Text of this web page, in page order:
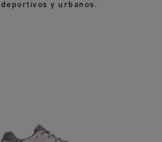
y urbanos.